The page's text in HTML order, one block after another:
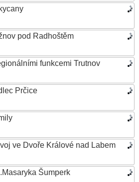
pod Radhoštěm
funkcemi Trutnov
Prčice
ve Dvoře Králové nad Labem
Šumperk